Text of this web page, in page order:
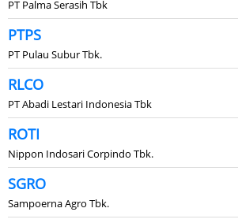
PT Palma Serasih Tbk
PTPS
PT Pulau Subur Tbk.
RLCO
PT Abadi Lestari Indonesia Tbk
ROTI
Nippon Indosari Corpindo Tbk.
SGRO
Sampoerna Agro Tbk.